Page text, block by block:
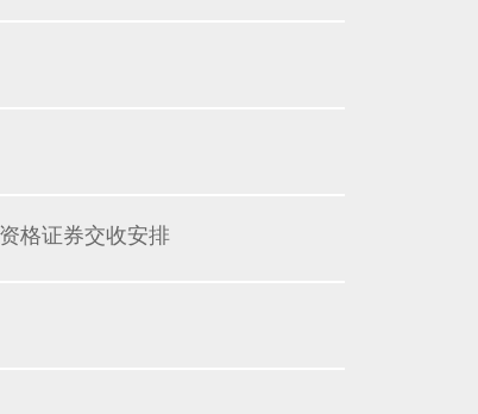
格证券交收安排